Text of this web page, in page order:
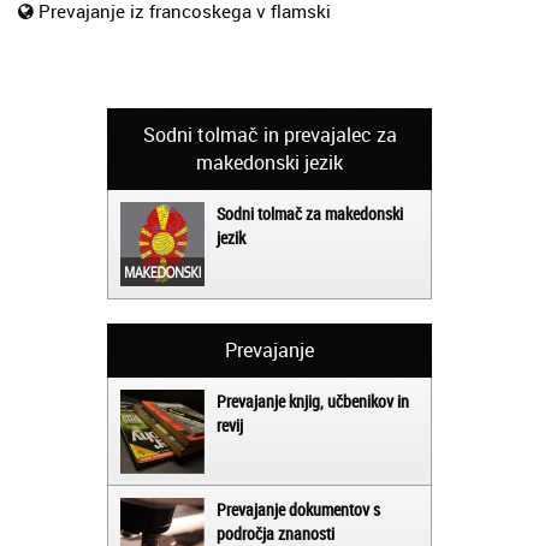
Prevajanje iz francoskega v flamski
Sodni tolmač in prevajalec za
makedonski jezik
Sodni tolmač za makedonski
jezik
Prevajanje
Prevajanje knjig, učbenikov in
revij
Prevajanje dokumentov s
področja znanosti